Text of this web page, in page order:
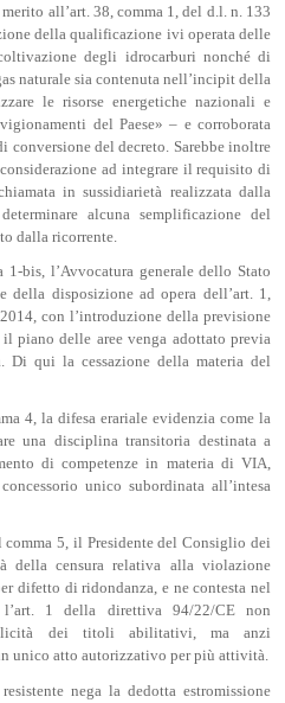
all’art. 38, comma 1, del d.l. n. 133
della qualificazione ivi operata delle
degli idrocarburi nonché di
naturale sia contenuta nell’incipit della
le risorse energetiche nazionali e
del Paese» – e corroborata
conversione del decreto. Sarebbe inoltre
ad integrare il requisito di
in sussidiarietà realizzata dalla
alcuna semplificazione del
dalla ricorrente.
1-bis, l’Avvocatura generale dello Stato
della disposizione ad opera dell’art. 1,
con l’introduzione della previsione
piano delle aree venga adottato previa
Di qui la cessazione della materia del
4, la difesa erariale evidenzia come la
una disciplina transitoria destinata a
di competenze in materia di VIA,
unico subordinata all’intesa
5, il Presidente del Consiglio dei
della censura relativa alla violazione
difetto di ridondanza, e ne contesta nel
1 della direttiva 94/22/CE non
dei titoli abilitativi, ma anzi
unico atto autorizzativo per più attività.
nega la dedotta estromissione